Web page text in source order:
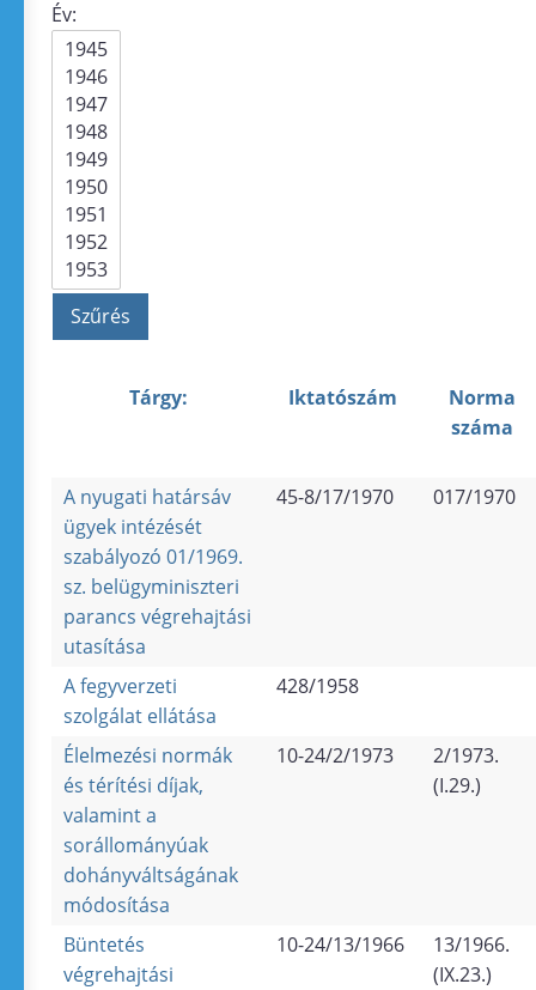
Év:
Tárgy: Iktatószám
Norma
száma
A nyugati határsáv
ügyek intézését
szabályozó 01/1969.
sz. belügyminiszteri
parancs végrehajtási
utasítása
45-8/17/1970 017/1970
A fegyverzeti
szolgálat ellátása
428/1958
Élelmezési normák
és térítési díjak,
valamint a
sorállományúak
dohányváltságának
módosítása
10-24/2/1973
2/1973.
(I.29.)
Büntetés
végrehajtási
10-24/13/1966
13/1966.
(IX.23.)